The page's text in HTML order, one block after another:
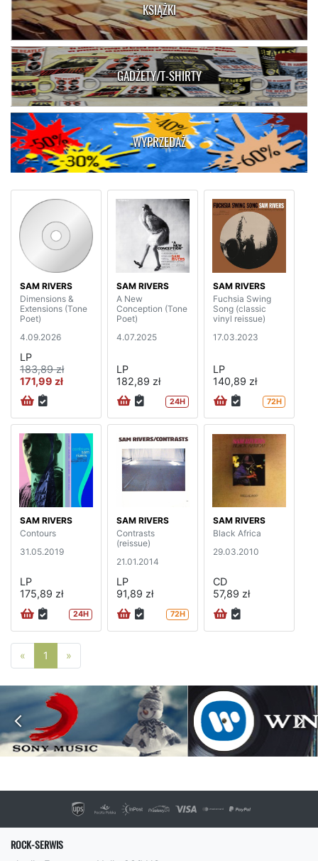
KSIĄŻKI
GADŻETY/T-SHIRTY
WYPRZEDAŻ
SAM RIVERS
Dimensions &
Extensions (Tone
Poet)
4.09.2026
LP
183,89 zł
171,99 zł
SAM RIVERS
A New
Conception (Tone
Poet)
4.07.2025
LP
182,89 zł
24H
SAM RIVERS
Fuchsia Swing
Song (classic
vinyl reissue)
17.03.2023
LP
140,89 zł
72H
SAM RIVERS
Contours
31.05.2019
LP
175,89 zł
24H
SAM RIVERS
Contrasts
(reissue)
21.01.2014
LP
91,89 zł
72H
SAM RIVERS
Black Africa
29.03.2010
CD
57,89 zł
« Poprzednia strona
1 »
ROCK-SERWIS